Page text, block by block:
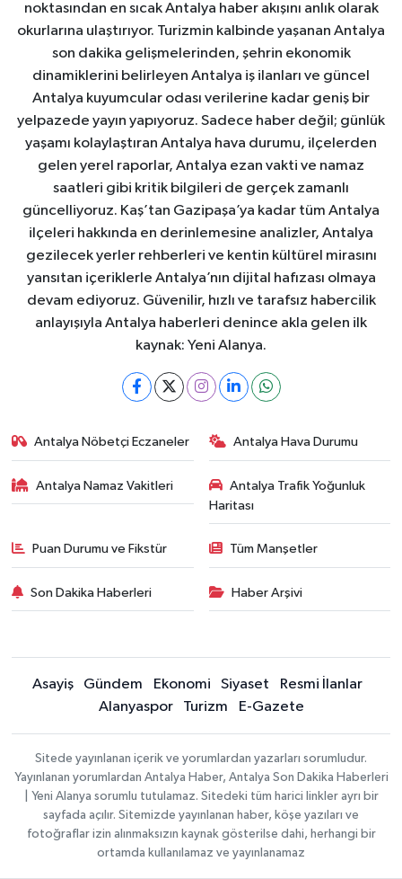
noktasından en sıcak Antalya haber akışını anlık olarak
okurlarına ulaştırıyor. Turizmin kalbinde yaşanan Antalya
son dakika gelişmelerinden, şehrin ekonomik
dinamiklerini belirleyen Antalya iş ilanları ve güncel
Antalya kuyumcular odası verilerine kadar geniş bir
yelpazede yayın yapıyoruz. Sadece haber değil; günlük
yaşamı kolaylaştıran Antalya hava durumu, ilçelerden
gelen yerel raporlar, Antalya ezan vakti ve namaz
saatleri gibi kritik bilgileri de gerçek zamanlı
güncelliyoruz. Kaş’tan Gazipaşa’ya kadar tüm Antalya
ilçeleri hakkında en derinlemesine analizler, Antalya
gezilecek yerler rehberleri ve kentin kültürel mirasını
yansıtan içeriklerle Antalya’nın dijital hafızası olmaya
devam ediyoruz. Güvenilir, hızlı ve tarafsız habercilik
anlayışıyla Antalya haberleri denince akla gelen ilk
kaynak: Yeni Alanya.
Antalya Nöbetçi Eczaneler Antalya Hava Durumu
Antalya Namaz Vakitleri
Antalya Trafik Yoğunluk
Haritası
Puan Durumu ve Fikstür Tüm Manşetler
Son Dakika Haberleri Haber Arşivi
Asayiş Gündem Ekonomi Siyaset
Resmi İlanlar
Alanyaspor
Turizm E-Gazete
Sitede yayınlanan içerik ve yorumlardan yazarları sorumludur.
Yayınlanan yorumlardan Antalya Haber, Antalya Son Dakika Haberleri
| Yeni Alanya sorumlu tutulamaz. Sitedeki tüm harici linkler ayrı bir
sayfada açılır. Sitemizde yayınlanan haber, köşe yazıları ve
fotoğraflar izin alınmaksızın kaynak gösterilse dahi, herhangi bir
ortamda kullanılamaz ve yayınlanamaz